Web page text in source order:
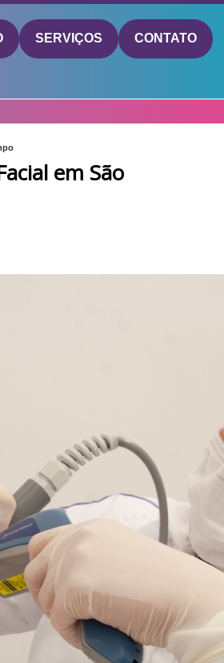
SERVIÇOS CONTATO
em São